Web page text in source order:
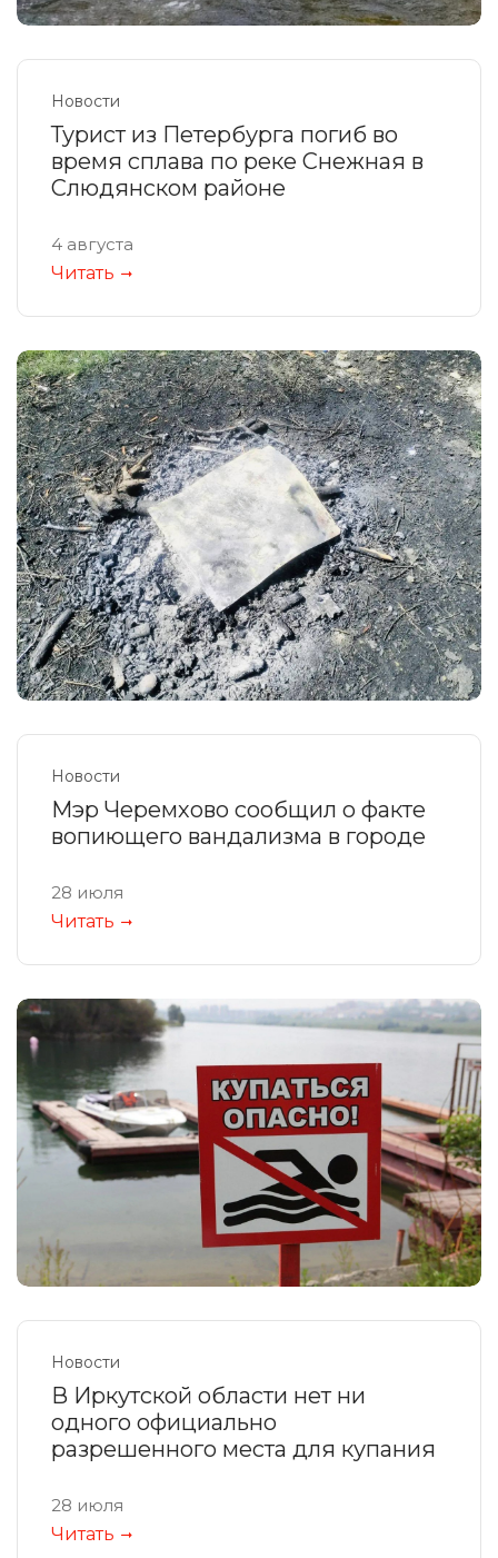
Новости
Турист из Петербурга погиб во
время сплава по реке Снежная в
Слюдянском районе
4 августа
Читать
Новости
Мэр Черемхово сообщил о факте
вопиющего вандализма в городе
28 июля
Читать
Новости
В Иркутской области нет ни
одного официально
разрешенного места для купания
28 июля
Читать